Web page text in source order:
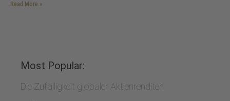
Read More »
Most Popular:
Die Zufälligkeit globaler Aktienrenditen